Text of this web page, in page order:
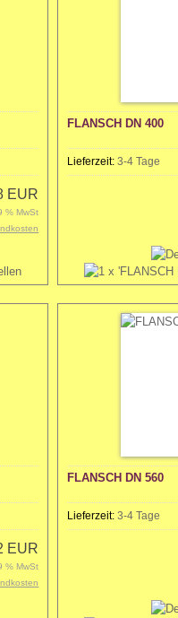
EUR
% MwSt
FLANSCH DN 400
Lieferzeit:3-4 Tage
EUR
% MwSt
FLANSCH DN 560
Lieferzeit:3-4 Tage